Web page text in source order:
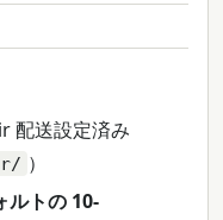
配送設定済み
）
ルトの 10-